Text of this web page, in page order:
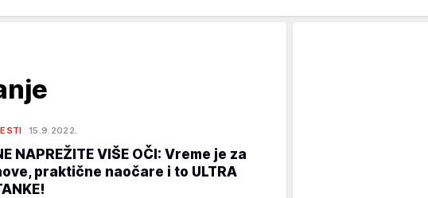
15.9.2022.
NAPREŽITE VIŠE OČI: Vreme je za
praktične naočare i to ULTRA